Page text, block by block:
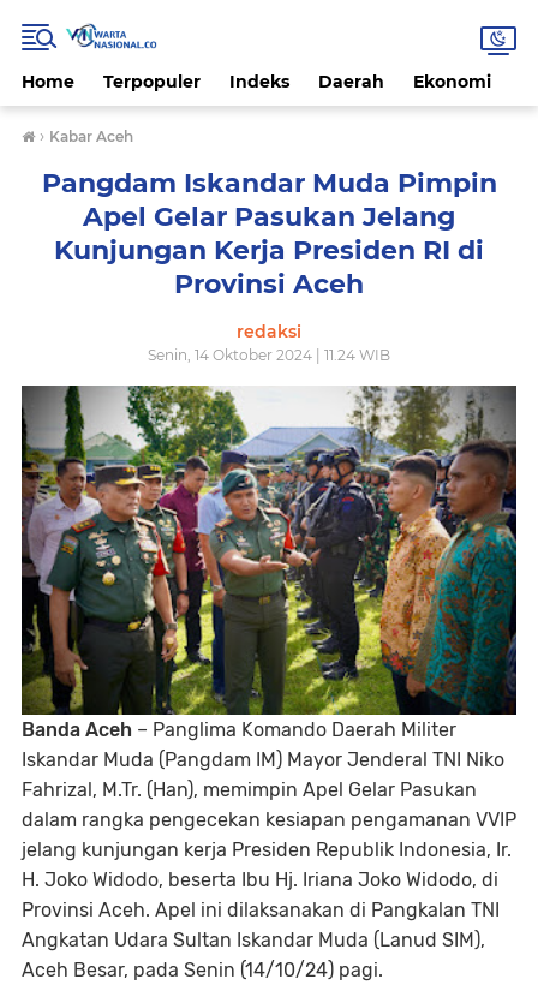
Home Terpopuler Indeks Daerah Ekonomi
› Kabar Aceh
Pangdam Iskandar Muda Pimpin
Apel Gelar Pasukan Jelang
Kunjungan Kerja Presiden RI di
Provinsi Aceh
redaksi
Senin, 14 Oktober 2024 | 11.24 WIB
Banda Aceh – Panglima Komando Daerah Militer
Iskandar Muda (Pangdam IM) Mayor Jenderal TNI Niko
Fahrizal, M.Tr. (Han), memimpin Apel Gelar Pasukan
dalam rangka pengecekan kesiapan pengamanan VVIP
jelang kunjungan kerja Presiden Republik Indonesia, Ir.
H. Joko Widodo, beserta Ibu Hj. Iriana Joko Widodo, di
Provinsi Aceh. Apel ini dilaksanakan di Pangkalan TNI
Angkatan Udara Sultan Iskandar Muda (Lanud SIM),
Aceh Besar, pada Senin (14/10/24) pagi.